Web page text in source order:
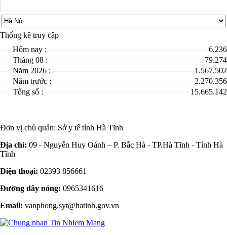
Thống kê truy cập
Hôm nay :
6.236
Tháng 08 :
79.274
Năm 2026 :
1.567.502
Năm trước :
2.270.356
Tổng số :
15.665.142
Đơn vị chủ quản: Sở y tế tỉnh Hà Tĩnh
Địa chỉ: 09 - Nguyễn Huy Oánh – P. Bắc Hà - TP.Hà Tĩnh - Tỉnh Hà
Tĩnh
Điện thoại: 02393 856661
Đường dây nóng: 0965341616
Email: vanphong.syt@hatinh.gov.vn